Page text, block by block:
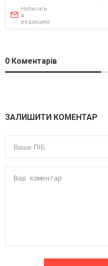
Написать
в
редакцию
0 Коментарів
ЗАЛИШИТИ КОМЕНТАР